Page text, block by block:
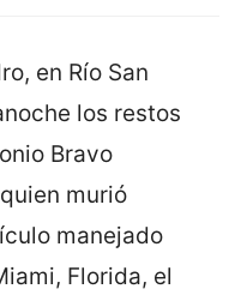
en Río San
los restos
Bravo
murió
manejado
Florida, el